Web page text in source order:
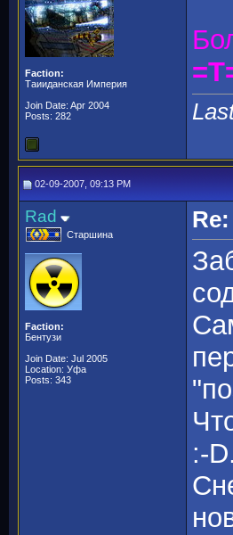
Faction:
Таииданская Империя
Join Date: Apr 2004
Posts: 282
02-09-2007, 09:13 PM
Rad
Старшина
Faction:
Бентузи
Join Date: Jul 2005
Location: Уфа
Posts: 343
:-D.